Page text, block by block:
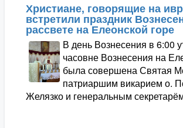
Христиане, говорящие на
встретили праздник
рассвете на Елеонской горе
В день Вознесения в 6:00
часовне Вознесения на
была совершена Святая
патриаршим викарием о.
Желязко и генеральным